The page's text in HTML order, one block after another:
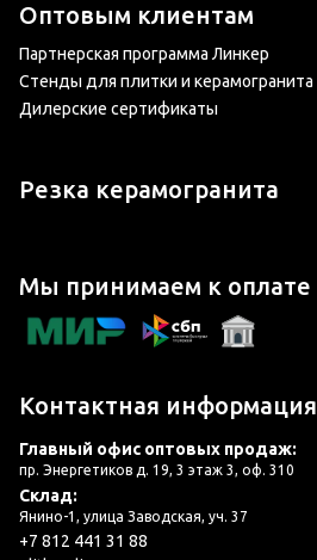
Оптовым клиентам
Партнерская программа Линкер
Стенды для плитки и керамогранита
Дилерские сертификаты
Резка керамогранита
Мы принимаем к оплате
Контактная информация
Главный офис оптовых продаж:
пр. Энергетиков д. 19, 3 этаж 3, оф. 310
Склад:
Янино-1, улица Заводская, уч. 37
+7 812 441 31 88